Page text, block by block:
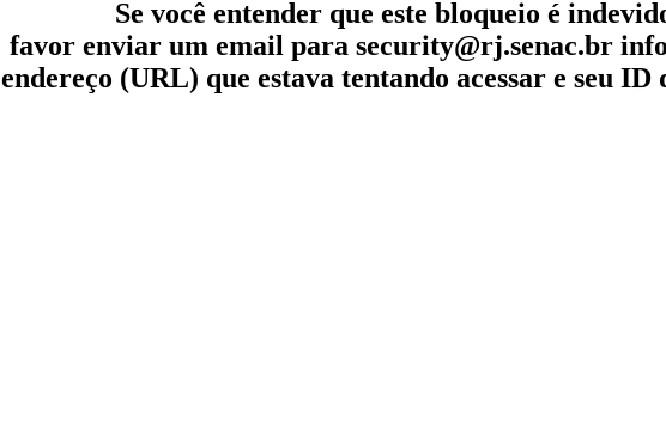
Se você entender que este bloqueio é
favor enviar um email para security@rj.senac.br
endereço (URL) que estava tentando acessar e seu ID